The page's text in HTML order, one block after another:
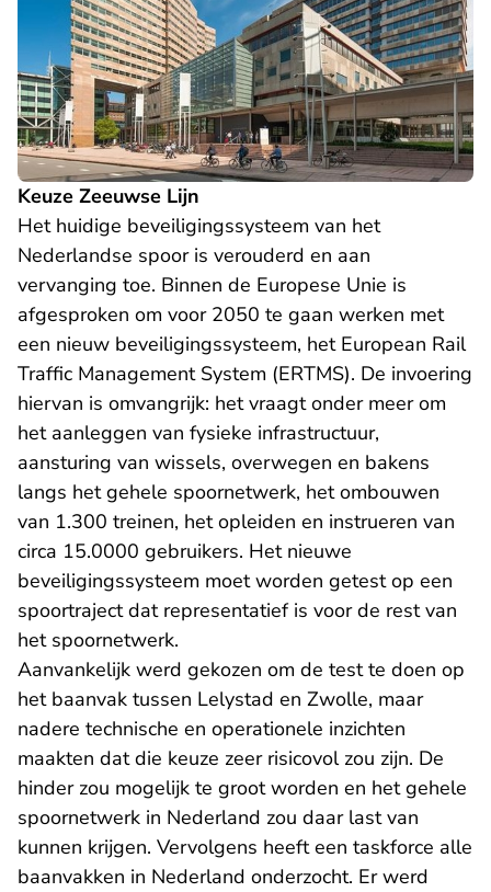
Keuze Zeeuwse Lijn
Het huidige beveiligingssysteem van het
Nederlandse spoor is verouderd en aan
vervanging toe. Binnen de Europese Unie is
afgesproken om voor 2050 te gaan werken met
een nieuw beveiligingssysteem, het European Rail
Traffic Management System (ERTMS). De invoering
hiervan is omvangrijk: het vraagt onder meer om
het aanleggen van fysieke infrastructuur,
aansturing van wissels, overwegen en bakens
langs het gehele spoornetwerk, het ombouwen
van 1.300 treinen, het opleiden en instrueren van
circa 15.0000 gebruikers. Het nieuwe
beveiligingssysteem moet worden getest op een
spoortraject dat representatief is voor de rest van
het spoornetwerk.
Aanvankelijk werd gekozen om de test te doen op
het baanvak tussen Lelystad en Zwolle, maar
nadere technische en operationele inzichten
maakten dat die keuze zeer risicovol zou zijn. De
hinder zou mogelijk te groot worden en het gehele
spoornetwerk in Nederland zou daar last van
kunnen krijgen. Vervolgens heeft een taskforce alle
baanvakken in Nederland onderzocht. Er werd